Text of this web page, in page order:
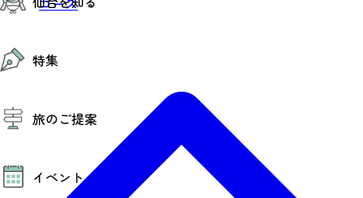
お得なチケット
エリアガイド
仙台観光PR動画ライブラリー
仙台から行く東北周遊旅
伝統的工芸品
特集
夜時間トピックス
旅のご提案
モデルコース
AIおまかせコース
オリジナルプラン
イベント